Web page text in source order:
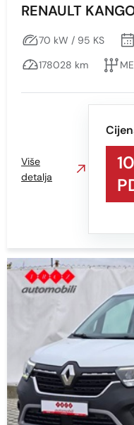
RENAULT
70 kW / 95 KS
178028 km
Više
detalja